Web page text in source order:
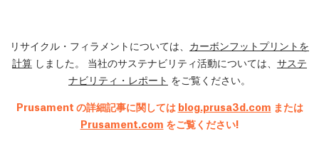
リサイクル・フィラメントについては、 カーボンフットプリントを
計算 しました。 当社のサステナビリティ活動については、 サステ
ナビリティ・レポート をご覧ください。
Prusament の詳細記事に関しては blog.prusa3d.com または
Prusament.com をご覧ください!